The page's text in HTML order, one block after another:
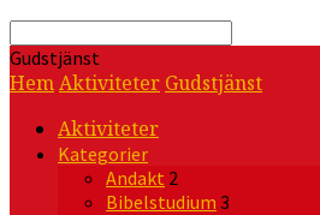
Sök
Gudstjänst
HemAktiviteter Gudstjänst
Aktiviteter
Kategorier
Andakt 2
Bibelstudium 3